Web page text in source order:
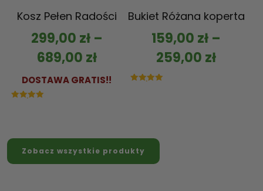
Kosz Pełen Radości
299,00 zł–
689,00 zł
DOSTAWA GRATIS!!
Bukiet Różana koperta
159,00 zł –
259,00 zł
Zobacz wszystkie produkty